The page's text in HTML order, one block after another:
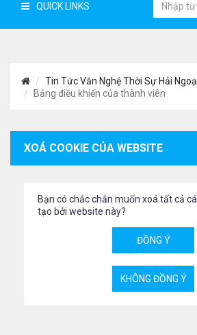
QUICK LINKS
Tin Tức Văn Nghệ Thời Sự Hải
Bảng điều khiển của thành viên
XOÁ COOKIE CỦA WEBSITE
Bạn có chắc chắn muốn xoá tất cả
tạo bởi website này?